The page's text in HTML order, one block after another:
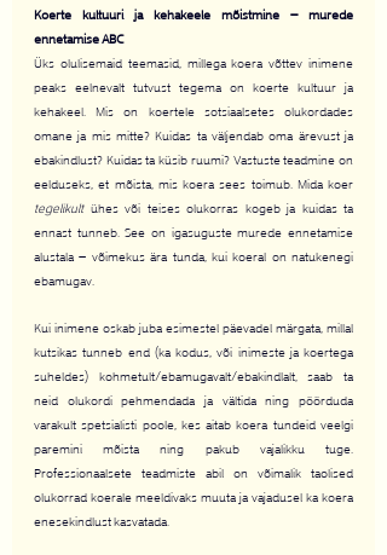
Koerte kultuuri ja kehakeele mõistmine – murede
ennetamise ABC
Üks olulisemaid teemasid, millega koera võttev inimene
peaks eelnevalt tutvust tegema on koerte kultuur ja
kehakeel. Mis on koertele sotsiaalsetes olukordades
omane ja mis mitte? Kuidas ta väljendab oma ärevust ja
ebakindlust? Kuidas ta küsib ruumi? Vastuste teadmine on
tegelikult ühes või teises olukorras kogeb ja kuidas ta
ennast tunneb. See on igasuguste murede ennetamise
alustala – võimekus ära tunda, kui koeral on natukenegi
ebamugav.
Kui inimene oskab juba esimestel päevadel märgata, millal
kutsikas tunneb end (ka kodus, või inimeste ja koertega
suheldes) kohmetult/ebamugavalt/ebakindlalt, saab ta
neid olukordi pehmendada ja vältida ning pöörduda
varakult spetsialisti poole, kes aitab koera tundeid veelgi
paremini mõista ning pakub vajalikku tuge.
Professionaalsete teadmiste abil on võimalik taolised
olukorrad koerale meeldivaks muuta ja vajadusel ka koera
enesekindlust kasvatada.